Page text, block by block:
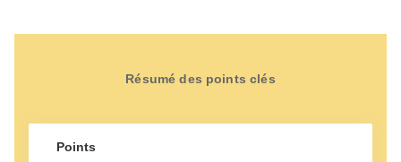
Résumé des points clés
Points